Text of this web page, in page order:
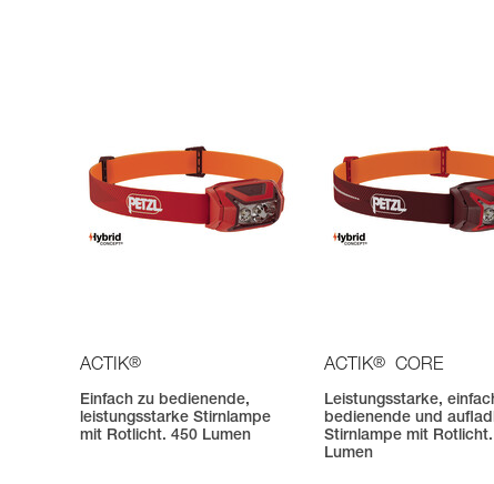
ACTIK®
Einfach zu bedienende,
leistungsstarke Stirnlampe
mit Rotlicht. 450 Lumen
ACTIK® CORE
Leistungsstarke,
bedienende und
Stirnlampe mit
Lumen